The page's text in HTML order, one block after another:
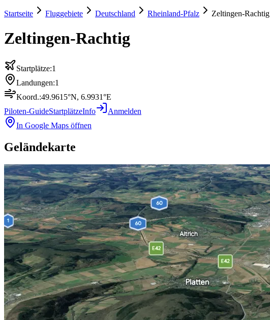
Startseite Fluggebiete Deutschland Rheinland-Pfalz Zeltingen-Rachtig
Zeltingen-Rachtig
Startplätze:1
Landungen:1
Koord.:49.9615°N, 6.9931°E
Piloten-GuideStartplätzeInfo
Anmelden
In Google Maps öffnen
Geländekarte